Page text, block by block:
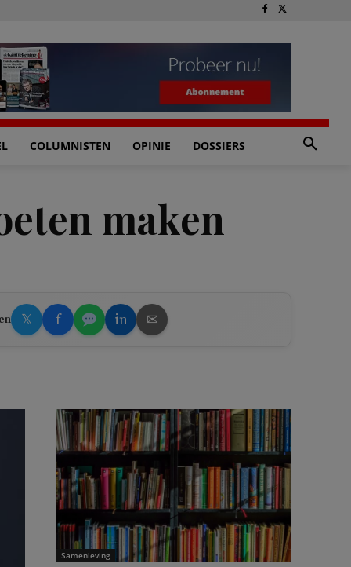
COLUMNISTEN OPINIE DOSSIERS
maken
𝕏 f in ✉
Samenleving